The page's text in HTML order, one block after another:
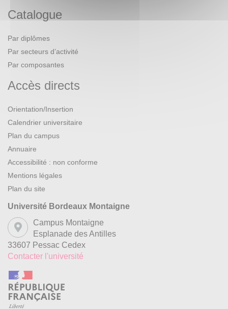
Catalogue
Par diplômes
Par secteurs d’activité
Par composantes
Accès directs
Orientation/Insertion
Calendrier universitaire
Plan du campus
Annuaire
Accessibilité : non conforme
Mentions légales
Plan du site
Université Bordeaux Montaigne
Campus Montaigne
Esplanade des Antilles
33607 Pessac Cedex
Contacter l'université